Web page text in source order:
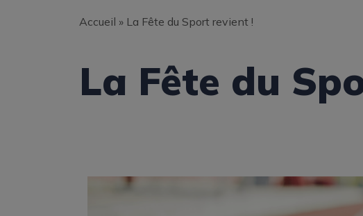
Accueil » La Fête du Sport revient !
La Fête du